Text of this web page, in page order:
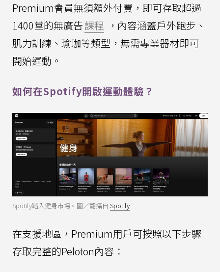
Premium會員無須額外付費，即可存取超過
1400堂的無廣告課程 ，內容涵蓋戶外跑步、
肌力訓練、瑜珈等類型，無需專業器材即可
開始運動。
如何在Spotify開啟運動體驗？
Spotify踏入健身市場。圖／翻攝自 Spotify
在支援地區，Premium用戶可按照以下步驟
存取完整的Peloton內容：